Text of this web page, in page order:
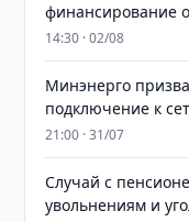
финансирование
14:30 · 02/08
Минэнерго
подключение к
21:00 · 31/07
Случай с
увольнениям и